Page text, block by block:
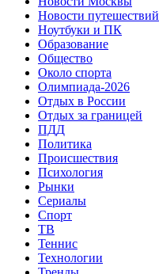
Новости путешествий
Ноутбуки и ПК
Образование
Общество
Около спорта
Олимпиада-2026
Отдых в России
Отдых за границей
ПДД
Политика
Происшествия
Психология
Рынки
Сериалы
Спорт
ТВ
Теннис
Технологии